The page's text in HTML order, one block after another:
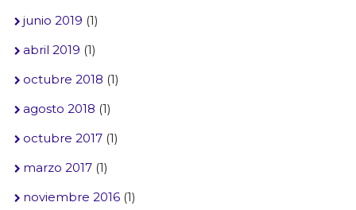
junio 2019 (1)
abril 2019 (1)
octubre 2018 (1)
agosto 2018 (1)
octubre 2017(1)
marzo 2017(1)
noviembre 2016(1)